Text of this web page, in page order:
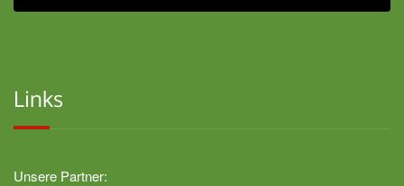
Links
Unsere Partner: